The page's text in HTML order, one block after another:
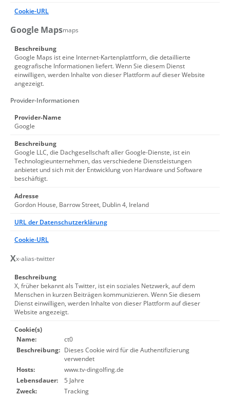
Cookie-URL
Google Mapsmaps
Beschreibung
Google Maps ist eine Internet-Kartenplattform, die detaillierte
geografische Informationen liefert. Wenn Sie diesem Dienst
einwilligen, werden Inhalte von dieser Plattform auf dieser Website
angezeigt.
Provider-Informationen
Provider-Name
Google
Beschreibung
Google LLC, die Dachgesellschaft aller Google-Dienste, ist ein
Technologieunternehmen, das verschiedene Dienstleistungen
anbietet und sich mit der Entwicklung von Hardware und Software
beschäftigt.
Adresse
Gordon House, Barrow Street, Dublin 4, Ireland
URL der Datenschutzerklärung
Cookie-URL
Xx-alias-twitter
Beschreibung
X, früher bekannt als Twitter, ist ein soziales Netzwerk, auf dem
Menschen in kurzen Beiträgen kommunizieren. Wenn Sie diesem
Dienst einwilligen, werden Inhalte von dieser Plattform auf dieser
Website angezeigt.
Cookie(s)
Name:
ct0
Beschreibung: Dieses Cookie wird für die Authentifizierung
verwendet
Hosts:
www.tv-dingolfing.de
Lebensdauer:
5 Jahre
Zweck:
Tracking